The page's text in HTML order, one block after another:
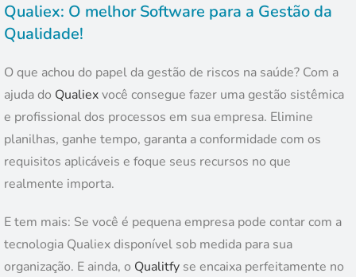
Qualiex: O melhor Software para a Gestão da
Qualidade!
O que achou do papel da gestão de riscos na saúde? Com a
ajuda do Qualiexvocê consegue fazer uma gestão sistêmica
e profissional dos processos em sua empresa. Elimine
planilhas, ganhe tempo, garanta a conformidade com os
requisitos aplicáveis e foque seus recursos no que
realmente importa.
E tem mais: Se você é pequena empresa pode contar com a
tecnologia Qualiex disponível sob medida para sua
organização. E ainda, o Qualitfy se encaixa perfeitamente no